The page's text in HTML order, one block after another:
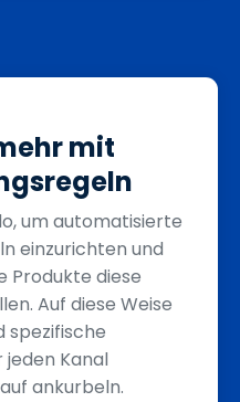
mit
um automatisierte
einzurichten und
Produkte diese
Auf diese Weise
spezifische
Kanal
ankurbeln.